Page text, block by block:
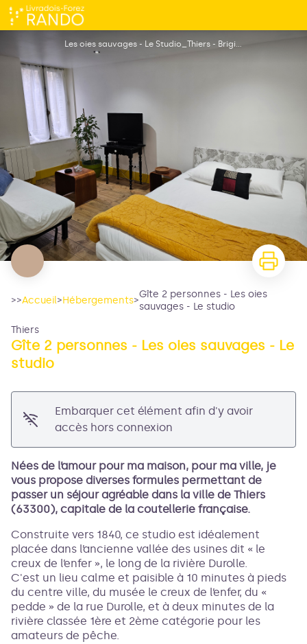
Les oies sauvages - Le Studio_Thiers - Brigitte Mounier
>>Accueil>Hébergements>
Gîte 2 personnes - Les oies
sauvages - Le studio
Thiers
Gîte 2 personnes - Les oies sauvages - Le
studio
Embarquer cet élément afin d'y avoir
accès hors connexion
Nées de l’amour pour ma maison, pour ma ville, je
vous propose diverses formules permettant de
passer un séjour agréable dans la ville de Thiers
(63300), capitale de la coutellerie française.
Construite vers 1840, ce studio est idéalement
placée dans l’ancienne vallée des usines dit « le
creux de l’enfer », le long de la rivière Durolle.
C'est un lieu calme et paisible à 10 minutes à pieds
du centre ville, du musée le creux de l’enfer, du «
pedde » de la rue Durolle, et à deux minutes de la
rivière classée 1ère et 2ème catégorie pour les
amateurs de pêche.